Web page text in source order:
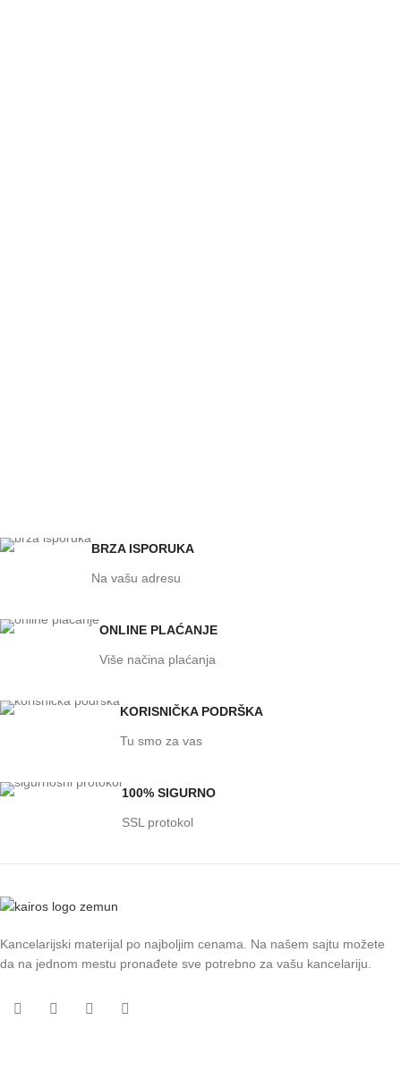
BRZA ISPORUKA
Na vašu adresu
ONLINE PLAĆANJE
Više načina plaćanja
KORISNIČKA PODRŠKA
Tu smo za vas
100% SIGURNO
SSL protokol
Kancelarijski materijal po najboljim cenama. Na našem sajtu možete
da na jednom mestu pronađete sve potrebno za vašu kancelariju.